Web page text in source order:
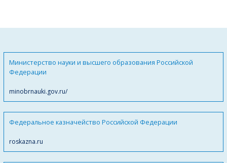
Министерство науки и высшего образования Российской
Федерации
minobrnauki.gov.ru/
Федеральное казначейство Российской Федерации
roskazna.ru